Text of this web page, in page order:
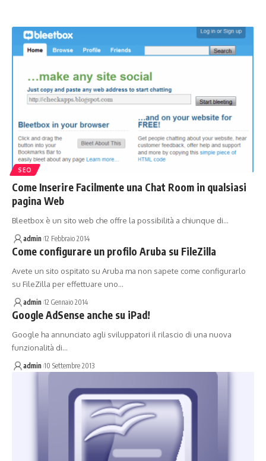
SEO
Come Inserire Facilmente una Chat Room in qualsiasi
pagina Web
Bleetbox è un sito web che offre la possibilità a chiunque di…
admin 12 Febbraio 2014
Come configurare un profilo Aruba su FileZilla
Avete un sito ospitato su Aruba ma non sapete come configurarlo
su FileZilla per effettuare uno…
admin 12 Gennaio 2014
Google AdSense anche su iPad!
Google ha annunciato agli sviluppatori il rilascio di una nuova
funzionalità di…
admin 10 Settembre 2013